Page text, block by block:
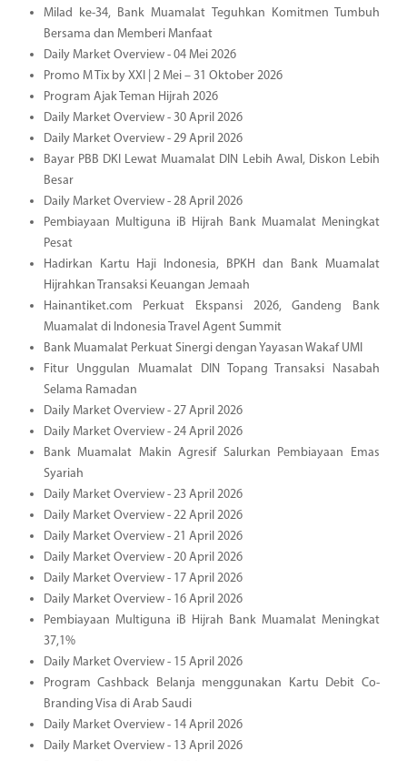
Milad ke-34, Bank Muamalat Teguhkan Komitmen Tumbuh
Bersama dan Memberi Manfaat
Daily Market Overview - 04 Mei 2026
Promo M Tix by XXI | 2 Mei – 31 Oktober 2026
Program Ajak Teman Hijrah 2026
Daily Market Overview - 30 April 2026
Daily Market Overview - 29 April 2026
Bayar PBB DKI Lewat Muamalat DIN Lebih Awal, Diskon Lebih
Besar
Daily Market Overview - 28 April 2026
Pembiayaan Multiguna iB Hijrah Bank Muamalat Meningkat
Pesat
Hadirkan Kartu Haji Indonesia, BPKH dan Bank Muamalat
Hijrahkan Transaksi Keuangan Jemaah
Hainantiket.com Perkuat Ekspansi 2026, Gandeng Bank
Muamalat di Indonesia Travel Agent Summit
Bank Muamalat Perkuat Sinergi dengan Yayasan Wakaf UMI
Fitur Unggulan Muamalat DIN Topang Transaksi Nasabah
Selama Ramadan
Daily Market Overview - 27 April 2026
Daily Market Overview - 24 April 2026
Bank Muamalat Makin Agresif Salurkan Pembiayaan Emas
Syariah
Daily Market Overview - 23 April 2026
Daily Market Overview - 22 April 2026
Daily Market Overview - 21 April 2026
Daily Market Overview - 20 April 2026
Daily Market Overview - 17 April 2026
Daily Market Overview - 16 April 2026
Pembiayaan Multiguna iB Hijrah Bank Muamalat Meningkat
37,1%
Daily Market Overview - 15 April 2026
Program Cashback Belanja menggunakan Kartu Debit Co-
Branding Visa di Arab Saudi
Daily Market Overview - 14 April 2026
Daily Market Overview - 13 April 2026